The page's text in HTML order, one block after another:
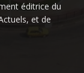
éditrice du
et de